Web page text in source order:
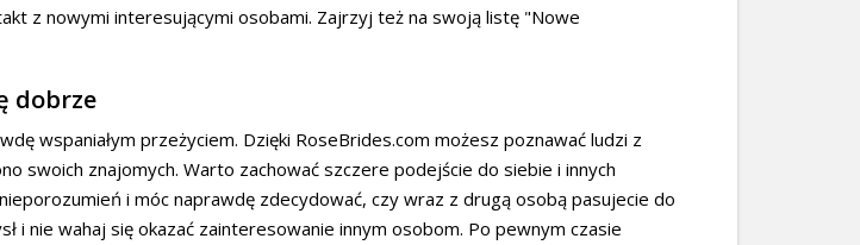
z nowymi interesującymi osobami. Zajrzyj też na swoją listę "Nowe
dobrze
wspaniałym przeżyciem. Dzięki RoseBrides.com możesz poznawać ludzi z
swoich znajomych. Warto zachować szczere podejście do siebie i innych
i móc naprawdę zdecydować, czy wraz z drugą osobą pasujecie do
i nie wahaj się okazać zainteresowanie innym osobom. Po pewnym czasie